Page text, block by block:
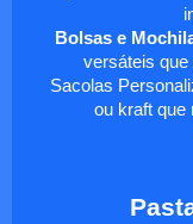
Bolsas e
versáteis que
Sacolas
ou kraft que